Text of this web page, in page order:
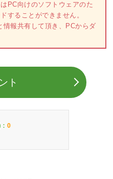
PC向けのソフトウェアのた
することができません。
報共有して頂き、PCからダ
ト
0